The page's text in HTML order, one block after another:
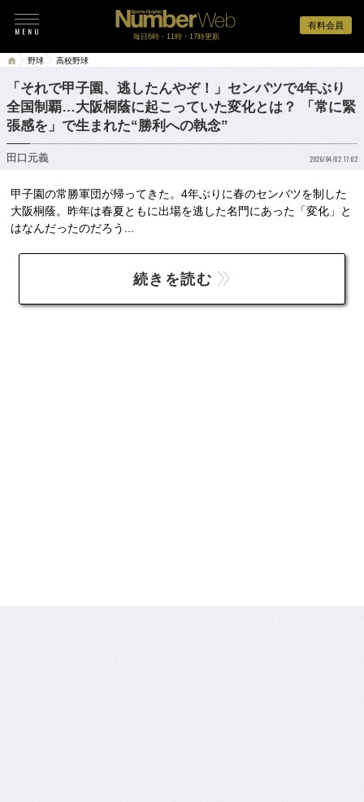
有料会員
毎日6時・11時・17時更新
野球 高校野球
「それで甲子園、逃したんやぞ！」センバツで4年ぶり
全国制覇…大阪桐蔭に起こっていた変化とは？ 「常に緊
張感を」で生まれた“勝利への執念”
田口元義 2026/04/02 17:02
甲子園の常勝軍団が帰ってきた。4年ぶりに春のセンバツを制した
大阪桐蔭。昨年は春夏ともに出場を逃した名門にあった「変化」と
はなんだったのだろう...
続きを読む